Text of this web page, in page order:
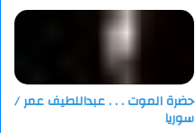
حضرة الموت . . . عبداللطيف عمر /
سوريا